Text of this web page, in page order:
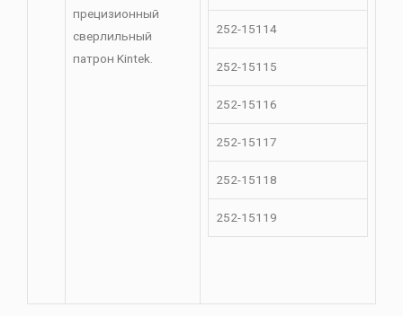
прецизионный
сверлильный
патрон Kintek.
252-15114
252-15115
252-15116
252-15117
252-15118
252-15119